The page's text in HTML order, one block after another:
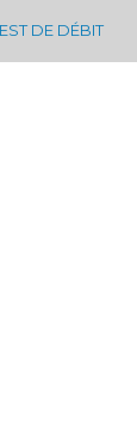
DE DÉBIT